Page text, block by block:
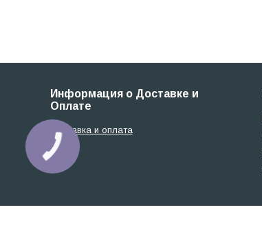
Информация о Доставке и
Оплате
Доставка и оплата
КНОПКА
ЗВ'ЯЗКУ